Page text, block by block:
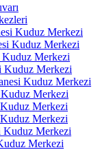
Kuduz Merkezi
Kuduz Merkezi
Merkezi
Kuduz Merkezi
Kuduz Merkezi
Merkezi
Merkezi
Merkezi
Kuduz Merkezi
Merkezi